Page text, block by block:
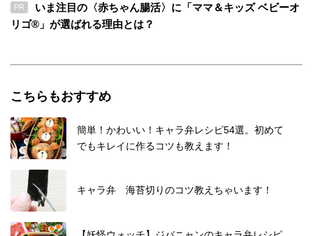
PR
いま注目の〈赤ちゃん腸活〉に「ママ＆キッズ ベビーオ
リゴ®」が選ばれる理由とは？
こちらもおすすめ
簡単！かわいい！キャラ弁レシピ54選。初めて
でもキレイに作るコツも教えます！
キャラ弁 海苔切りのコツ教えちゃいます！